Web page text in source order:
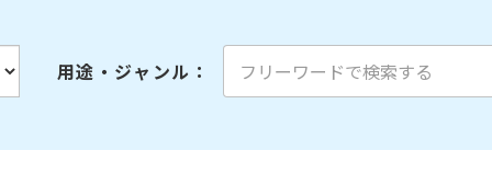
用途・ジャンル ：